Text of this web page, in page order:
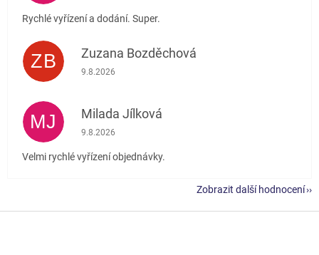
Rychlé vyřízení a dodání. Super.
ZB Zuzana Bozděchová
Hodnocení obchodu je 5 z 5 hvězdiček.
9.8.2026
MJ Milada Jílková
Hodnocení obchodu je 5 z 5 hvězdiček.
9.8.2026
Velmi rychlé vyřízení objednávky.
Zobrazit další hodnocení